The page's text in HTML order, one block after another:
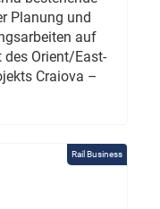
Planung und
auf
Orient/East-
Craiova –
Rail Business